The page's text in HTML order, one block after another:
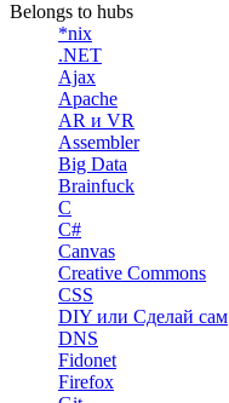
Belongs to hubs
*nix
.NET
Ajax
Apache
AR и VR
Assembler
Big Data
Brainfuck
C
C#
Canvas
Creative Commons
CSS
DIY или Сделай сам
DNS
Fidonet
Firefox